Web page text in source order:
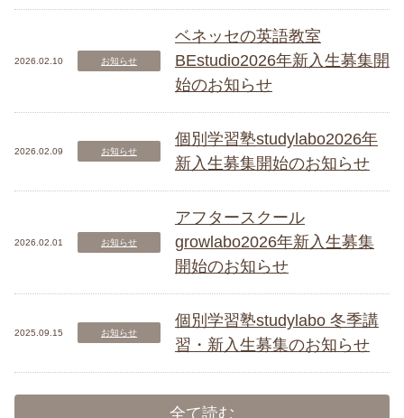
2026.02.10 お知らせ
ベネッセの英語教室
BEstudio2026年新入生募集開
始のお知らせ
2026.02.09 お知らせ
個別学習塾studylabo2026年
新入生募集開始のお知らせ
2026.02.01 お知らせ
アフタースクール
growlabo2026年新入生募集
開始のお知らせ
2025.09.15 お知らせ
個別学習塾studylabo 冬季講
習・新入生募集のお知らせ
全て読む